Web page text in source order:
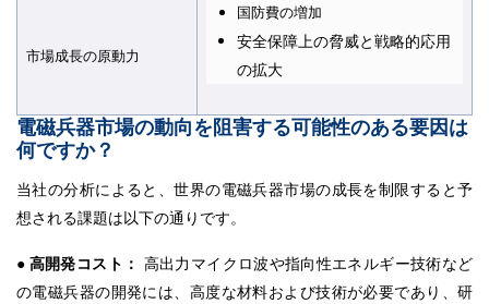
市場成長の原動力​​​​​​​
国防費の増加
安全保障上の脅威と戦略的応用
の拡大
電磁兵器市場の動向を阻害する可能性のある要因は
何ですか？
当社の分析によると、世界の電磁兵器市場の成長を制限すると予
想される課題は以下の通りです。
● 高開発コスト： 高出力マイクロ波や指向性エネルギー技術など
の電磁兵器の開発には、高度な材料および技術が必要であり、研